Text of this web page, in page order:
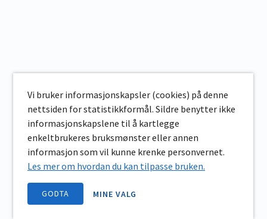
Vi bruker informasjonskapsler (cookies) på denne
nettsiden for statistikkformål. Sildre benytter ikke
informasjonskapslene til å kartlegge
enkeltbrukeres bruksmønster eller annen
informasjon som vil kunne krenke personvernet.
Les mer om hvordan du kan tilpasse bruken.
GODTA MINE VALG